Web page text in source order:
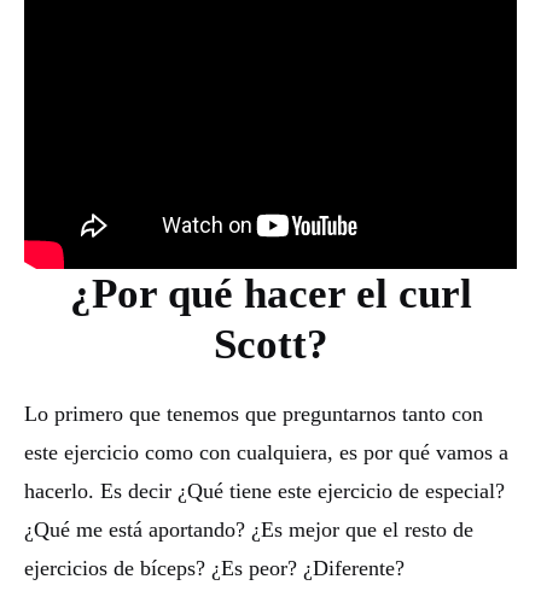
¿Por qué hacer el curl
Scott?
Lo primero que tenemos que preguntarnos tanto con
este ejercicio como con cualquiera, es por qué vamos a
hacerlo. Es decir ¿Qué tiene este ejercicio de especial?
¿Qué me está aportando? ¿Es mejor que el resto de
ejercicios de bíceps? ¿Es peor? ¿Diferente?